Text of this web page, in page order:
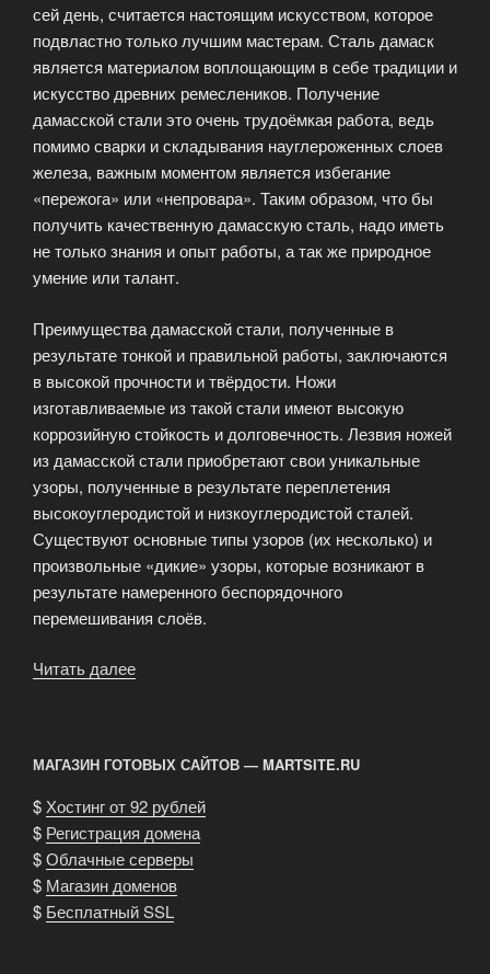
сей день, считается настоящим искусством, которое
подвластно только лучшим мастерам. Сталь дамаск
является материалом воплощающим в себе традиции и
искусство древних ремеслеников. Получение
дамасской стали это очень трудоёмкая работа, ведь
помимо сварки и складывания науглероженных слоев
железа, важным моментом является избегание
«пережога» или «непровара». Таким образом, что бы
получить качественную дамасскую сталь, надо иметь
не только знания и опыт работы, а так же природное
умение или талант.
Преимущества дамасской стали, полученные в
результате тонкой и правильной работы, заключаются
в высокой прочности и твёрдости. Ножи
изготавливаемые из такой стали имеют высокую
коррозийную стойкость и долговечность. Лезвия ножей
из дамасской стали приобретают свои уникальные
узоры, полученные в результате переплетения
высокоуглеродистой и низкоуглеродистой сталей.
Существуют основные типы узоров (их несколько) и
произвольные «дикие» узоры, которые возникают в
результате намеренного беспорядочного
перемешивания слоёв.
Читать далее
Nagomi»
МАГАЗИН ГОТОВЫХ САЙТОВ — MARTSITE.RU
$ Хостинг от 92 рублей
$ Регистрация домена
$Облачные серверы
$ Магазин доменов
$ Бесплатный SSL